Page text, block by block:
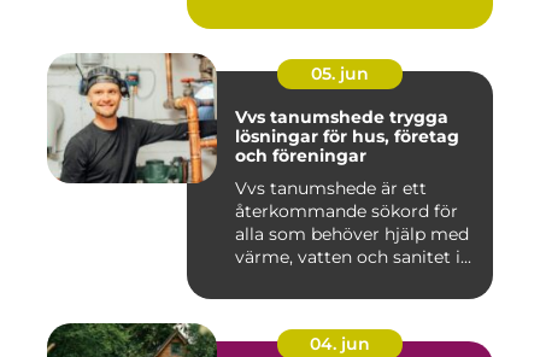
05. jun
Vvs tanumshede trygga
lösningar för hus, företag
och föreningar
Vvs tanumshede är ett
återkommande sökord för
alla som behöver hjälp med
värme, vatten och sanitet i...
04. jun